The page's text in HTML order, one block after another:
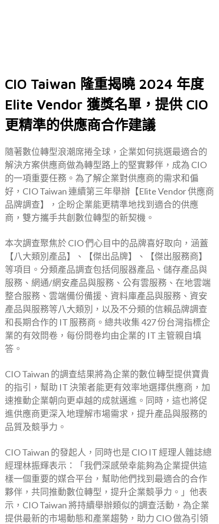
CIO Taiwan 隆重揭曉 2024 年度
Elite Vendor 獲獎名單，提供 CIO
更精準的供應商合作建議
隨著數位轉型浪潮席捲全球，企業如何挑選最適合的
解決方案供應商做為轉型路上的堅實夥伴，成為 CIO
的一項重要任務。為了解企業對供應商的需求和偏
好，CIO Taiwan 連續第三年舉辦【Elite Vendor 供應商
品牌調查】，企盼企業能更精準地找到適合的供應
商，雙方攜手共創數位轉型的新契機。
本次調查聚焦於 CIO 們心目中的品牌喜好取向，涵蓋
【八大類別產品】、【傑出品牌】、【傑出服務商】
等項目。分類產品調查包括伺服器產品、儲存產品與
服務、網通/網安產品與服務、公有雲服務、在地雲端
整合服務、雲端備份備援、資料庫產品與服務、資安
產品與服務等八大類別，以及不分類的信賴品牌調查
和長期合作的 IT 服務商。總共收集 427 份台灣指標企
業的有效問卷，每份問卷均由企業的 IT 主管親自填
答。
CIO Taiwan 的調查結果將為企業的數位轉型提供寶貴
的指引，幫助 IT 決策者能更有效率地選擇供應商，加
速推動企業朝向更卓越的成就邁進。同時，這也將促
進供應商更深入地理解市場需求，提升產品與服務的
品質及競爭力。
CIO Taiwan 的發起人，同時也是 CIO IT 經理人雜誌總
經理林振輝表示：「我們深感榮幸能夠為企業提供這
樣一個重要的媒合平台，幫助他們找到最適合的合作
夥伴，共同推動數位轉型，提升企業競爭力。」他表
示，CIO Taiwan 將持續舉辦類似的調查活動，為企業
提供最新的市場動態和產業趨勢，助力 CIO 做為引領